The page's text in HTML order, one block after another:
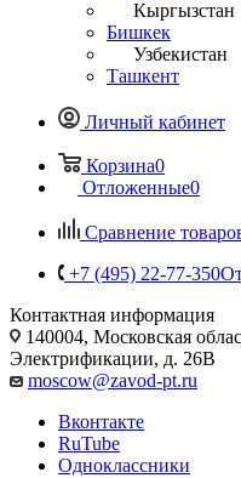
Кыргызстан
Бишкек
Узбекистан
Ташкент
Личный кабинет
Корзина0
Отложенные0
Сравнение
+7 (495) 22-77-350
Контактная информация
140004, Московская
Электрификации, д. 26В
moscow@zavod-pt.ru
Вконтакте
RuTube
Одноклассники